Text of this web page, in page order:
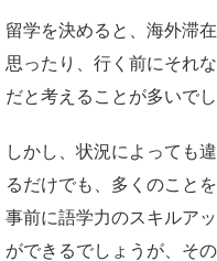
留学を決めると、海外滞
思ったり、行く前にそれ
だと考えることが多いでし
しかし、状況によっても
るだけでも、多くのこと
事前に語学力のスキルア
ができるでしょうが、そ